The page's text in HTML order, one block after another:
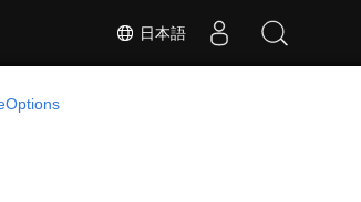
日本語